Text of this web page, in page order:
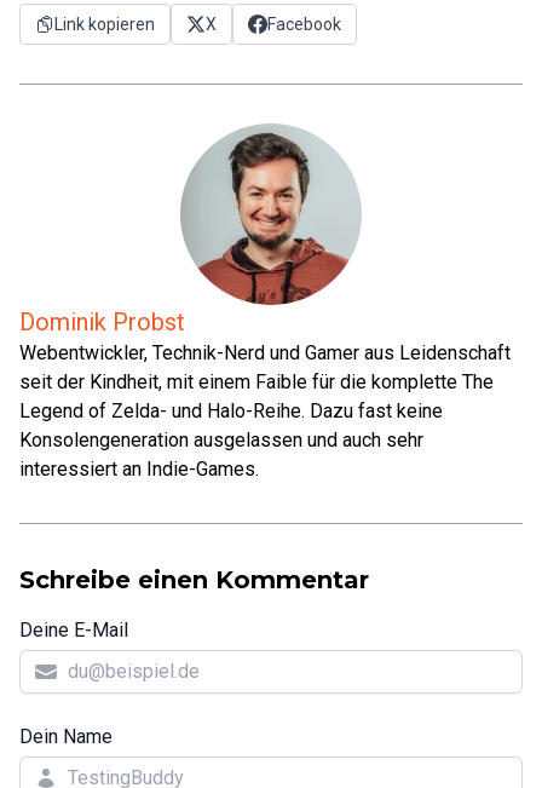
Link kopieren X Facebook
Dominik Probst
Webentwickler, Technik-Nerd und Gamer aus Leidenschaft
seit der Kindheit, mit einem Faible für die komplette The
Legend of Zelda- und Halo-Reihe. Dazu fast keine
Konsolengeneration ausgelassen und auch sehr
interessiert an Indie-Games.
Schreibe einen Kommentar
Deine E-Mail
Dein Name